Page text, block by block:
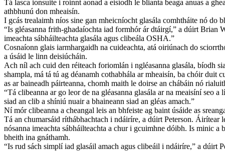
Tá lasca ionsuite i roinnt aonad a eisíodh le blianta beaga anuas a
athbhunú don mheaisín.
I gcás trealaimh níos sine gan mheicníocht glasála comhtháite nó do
“Is gléasanna frith-ghadaíochta iad formhór ár dtáirgí,” a dúirt Brian
imeachta sábháilteachta glasála agus clibeála OSHA.”
Cosnaíonn glais iarmhargaidh na cuideachta, atá oiriúnach do
a úsáid le linn deisiúcháin.
Ach níl ach cuid den réiteach foriomlán i ngléasanna glasála, bíodh
shampla, má tá tú ag déanamh cothabhála ar mheaisín, ba chóir duit
as ar baineadh páirteanna, chomh maith le doirse an chábáin nó
“Tá clibeanna ar go leor de na gléasanna glasála ar na meaisíní seo
siad an clib a shíniú nuair a bhaineann siad an gléas amach.”
Ní mór clibeanna a cheangal leis an bhfeiste ag baint úsáide as
Tá an chumarsáid ríthábhachtach i ndáiríre, a dúirt Peterson.
nósanna imeachta sábháilteachta a chur i gcuimhne dóibh. Is minic
bheith ina gnáthamh.
“Is rud sách simplí iad glasáil amach agus clibeáil i ndáiríre,” a dúirt